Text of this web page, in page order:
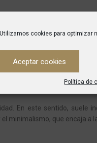
Utilizamos cookies para optimizar
Aceptar cookies
Política de
dotarlo de
son perfectospara este
En este sentido, suele
minimalismo, que encaja a